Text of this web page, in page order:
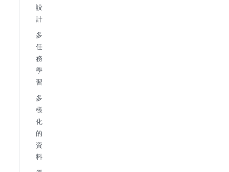
設
計
多
任
務
學
習
多
樣
化
的
資
料